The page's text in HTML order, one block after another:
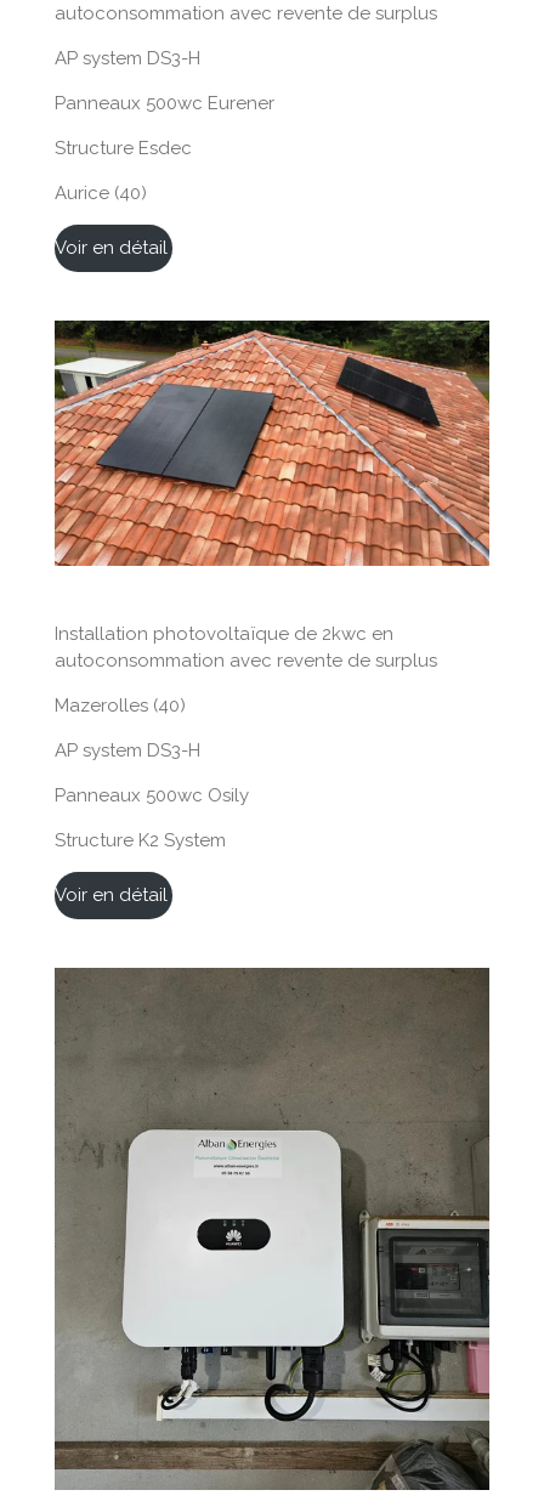
autoconsommation avec revente de surplus
AP system DS3-H
Panneaux 500wc Eurener
Structure Esdec
Aurice (40)
Voir en détail
Installation photovoltaïque de 2kwc en
autoconsommation avec revente de surplus
Mazerolles (40)
AP system DS3-H
Panneaux 500wc Osily
Structure K2 System
Voir en détail